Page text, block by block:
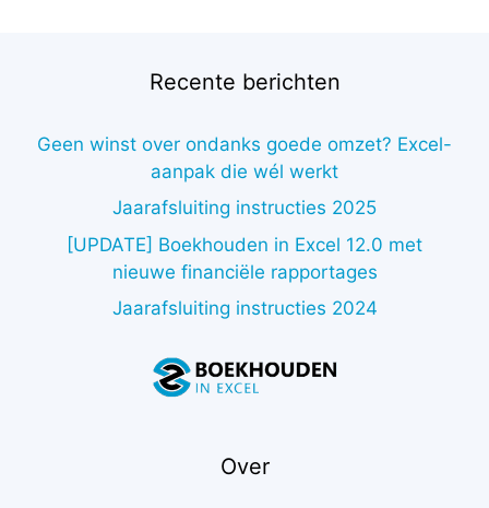
Recente berichten
Geen winst over ondanks goede omzet? Excel-
aanpak die wél werkt
Jaarafsluiting instructies 2025
[UPDATE] Boekhouden in Excel 12.0 met
nieuwe financiële rapportages
Jaarafsluiting instructies 2024
Over